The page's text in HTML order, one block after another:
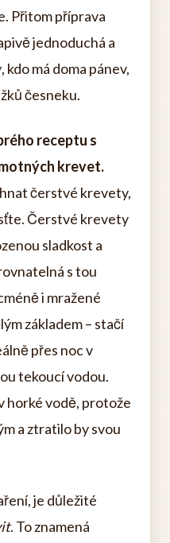
Přitom příprava
jednoduchá a
má doma pánev,
česneku.
receptu s
krevet.
čerstvé krevety,
Čerstvé krevety
sladkost a
s tou
i mražené
základem – stačí
přes noc v
tekoucí vodou.
horké vodě, protože
a ztratilo by svou
je důležité
. To znamená